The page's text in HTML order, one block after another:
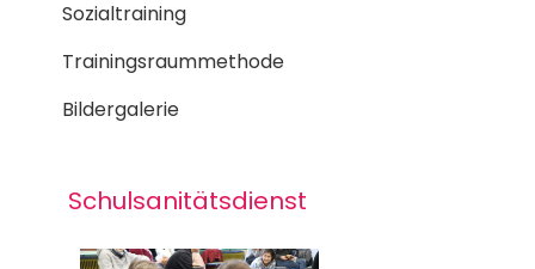
Sozialtraining
Trainingsraummethode
Bildergalerie
Schulsanitätsdienst